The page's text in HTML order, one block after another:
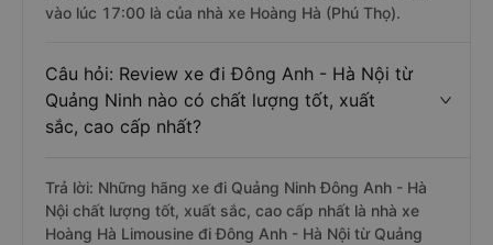
vào lúc 17:00 là của nhà xe Hoàng Hà (Phú Thọ).
Câu hỏi: Review xe đi Đông Anh - Hà Nội từ
Quảng Ninh nào có chất lượng tốt, xuất
sắc, cao cấp nhất?
Trả lời: Những hãng xe đi Quảng Ninh Đông Anh - Hà
Nội chất lượng tốt, xuất sắc, cao cấp nhất là nhà xe
Hoàng Hà Limousine đi Đông Anh - Hà Nội từ Quảng